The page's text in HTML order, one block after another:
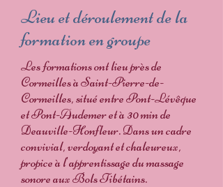
Lieu et déroulement de la
formation en groupe
Les formations ont lieu près de
Cormeilles à Saint-Pierre-de-
Cormeilles, situé entre Pont-Lévêque
et Pont-Audemer et à 30 min de
Deauville-Honfleur. Dans un cadre
convivial, verdoyant et chaleureux,
propice à l'apprentissage du massage
sonore aux Bols Tibétains.